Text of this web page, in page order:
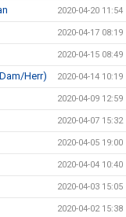
2020-04-20 11:54
2020-04-17 08:19
2020-04-15 08:49
Herr) 2020-04-14 10:19
2020-04-09 12:59
2020-04-07 15:32
2020-04-05 19:00
2020-04-04 10:40
2020-04-03 15:05
2020-04-02 15:38